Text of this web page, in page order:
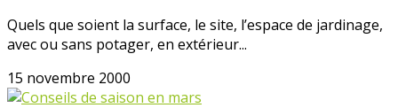
Quels que soient la surface, le site, l’espace de jardinage,
avec ou sans potager, en extérieur...
15 novembre 2000